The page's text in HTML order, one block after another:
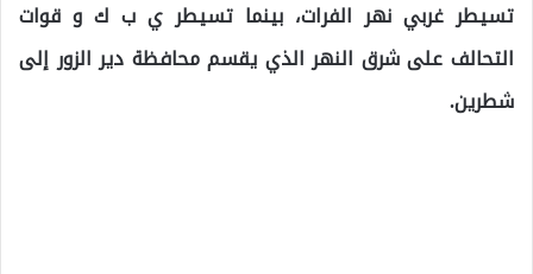
تسيطر غربي نهر الفرات، بينما تسيطر ي ب ك و قوات
التحالف على شرق النهر الذي يقسم محافظة دير الزور إلى
شطرين.